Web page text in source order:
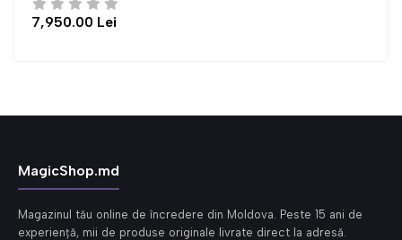
MagicShop.md
Magazinul tău online de încredere din Moldova. Peste 15 ani de
experiență, mii de produse originale livrate direct la adresă.